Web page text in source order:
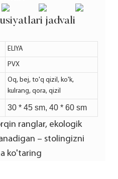
jadvali
ELIYA
PVX
Oq, bej, to'q qizil, ko'k,
kulrang, qora, qizil
30 * 45 sm, 40 * 60 sm
ranglar, ekologik
– stolingizni
ko'taring